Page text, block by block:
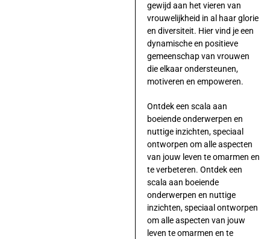
gewijd aan het vieren van
vrouwelijkheid in al haar glorie
en diversiteit. Hier vind je een
dynamische en positieve
gemeenschap van vrouwen
die elkaar ondersteunen,
motiveren en empoweren.
Ontdek een scala aan
boeiende onderwerpen en
nuttige inzichten, speciaal
ontworpen om alle aspecten
van jouw leven te omarmen en
te verbeteren. Ontdek een
scala aan boeiende
onderwerpen en nuttige
inzichten, speciaal ontworpen
om alle aspecten van jouw
leven te omarmen en te